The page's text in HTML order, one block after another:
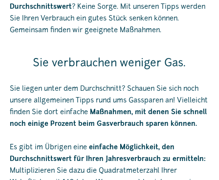
Durchschnittswert? Keine Sorge. Mit unseren Tipps werden
Sie Ihren Verbrauch ein gutes Stück senken können.
Gemeinsam finden wir geeignete Maßnahmen.
Sie verbrauchen weniger Gas.
Sie liegen unter dem Durchschnitt? Schauen Sie sich noch
unsere allgemeinen Tipps rund ums Gassparen an! Vielleicht
finden Sie dort einfache Maßnahmen, mit denen Sie schnell
noch einige Prozent beim Gasverbrauch sparen können.
Es gibt im Übrigen eine einfache Möglichkeit, den
Durchschnittswert für Ihren Jahresverbrauch zu ermitteln:
Multiplizieren Sie dazu die Quadratmeterzahl Ihrer